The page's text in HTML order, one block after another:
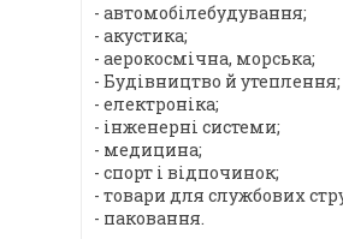
- автомобілебудування;
- акустика;
- аерокосмічна, морська;
- Будівництво й утеплення;
- електроніка;
- інженерні системи;
- медицина;
- спорт і відпочинок;
- товари для службових
- паковання.